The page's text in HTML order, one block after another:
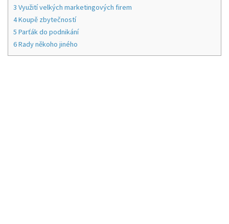
3 Využití velkých marketingových firem
4Koupě zbytečností
5 Parťák do podnikání
6Rady někoho jiného